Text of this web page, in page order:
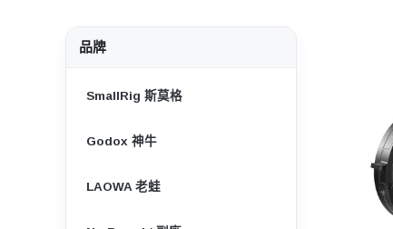
品牌
SmallRig 斯莫格
Godox 神牛
LAOWA 老蛙